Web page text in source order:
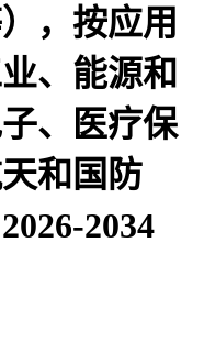
，按应用
、能源和
、医疗保
和国防
2034